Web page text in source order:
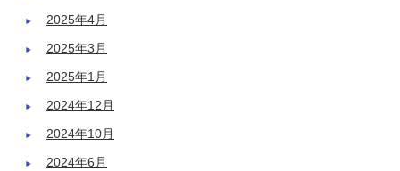
2025年4月
2025年3月
2025年1月
2024年12月
2024年10月
2024年6月